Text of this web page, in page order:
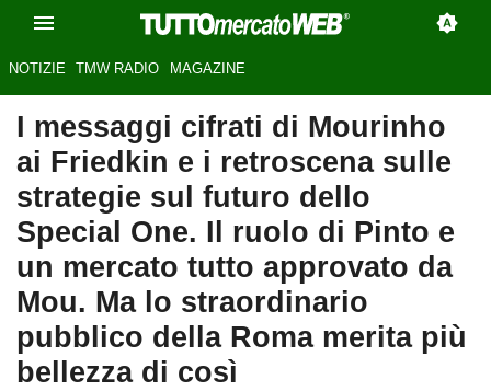
NOTIZIE TMW RADIO MAGAZINE
I messaggi cifrati di Mourinho
ai Friedkin e i retroscena sulle
strategie sul futuro dello
Special One. Il ruolo di Pinto e
un mercato tutto approvato da
Mou. Ma lo straordinario
pubblico della Roma merita più
bellezza di così